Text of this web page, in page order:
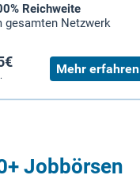
Reichweite
gesamten Netzwerk
Mehr erfahren
Jobbörsen